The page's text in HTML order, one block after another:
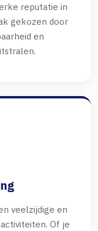
reputatie in
gekozen door
en
veelzijdige en
Of je